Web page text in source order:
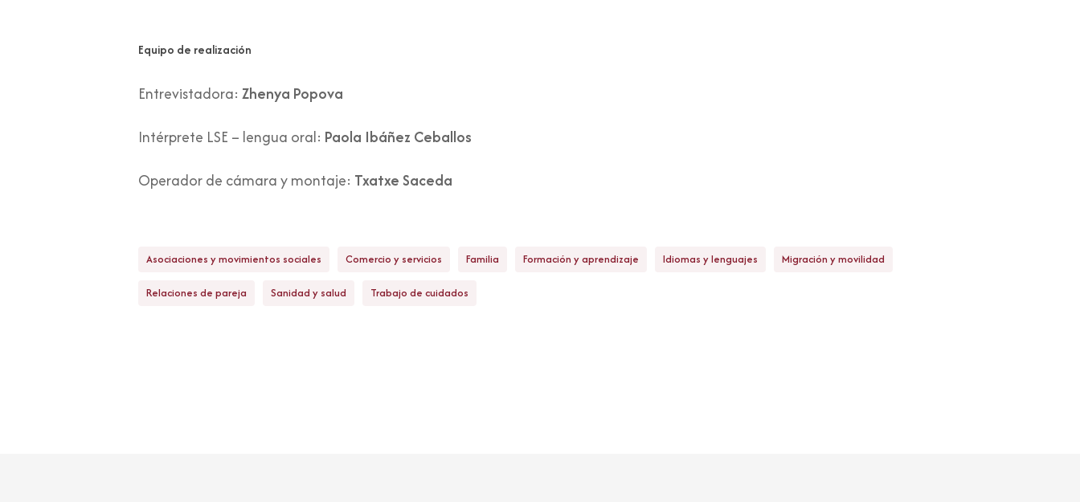
Equipo de realización
Entrevistadora:Zhenya Popova
Intérprete LSE – lengua oral: Paola Ibáñez Ceballos
Operador de cámara y montaje: Txatxe Saceda
Asociaciones y movimientos sociales Comercio y servicios Familia Formación y aprendizaje Idiomas y lenguajes Migración y movilidad
Relaciones de pareja Sanidad y salud Trabajo de cuidados